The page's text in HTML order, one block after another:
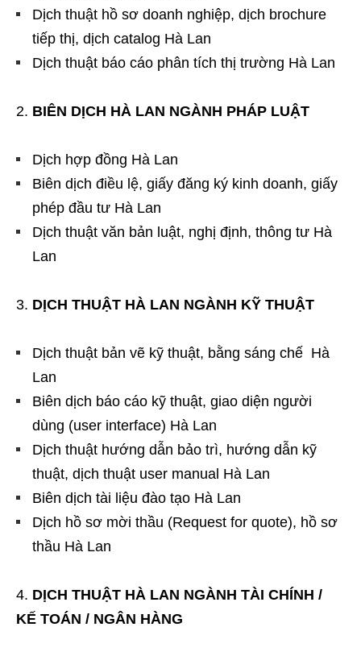
Dịch thuật hồ sơ doanh nghiệp, dịch brochure
tiếp thị, dịch catalog Hà Lan
Dịch thuật báo cáo phân tích thị trường Hà Lan
BIÊN DỊCH HÀ LAN NGÀNH PHÁP LUẬT
Dịch hợp đồng Hà Lan
Biên dịch điều lệ, giấy đăng ký kinh doanh, giấy
phép đầu tư Hà Lan
Dịch thuật văn bản luật, nghị định, thông tư Hà
Lan
DỊCH THUẬT HÀ LAN NGÀNH KỸ THUẬT
Dịch thuật bản vẽ kỹ thuật, bằng sáng chế Hà
Lan
Biên dịch báo cáo kỹ thuật, giao diện người
dùng (user interface) Hà Lan
Dịch thuật hướng dẫn bảo trì, hướng dẫn kỹ
thuật, dịch thuật user manual Hà Lan
Biên dịch tài liệu đào tạo Hà Lan
Dịch hồ sơ mời thầu (Request for quote), hồ sơ
thầu Hà Lan
DỊCH THUẬT HÀ LAN NGÀNH TÀI CHÍNH /
KẾ TOÁN / NGÂN HÀNG